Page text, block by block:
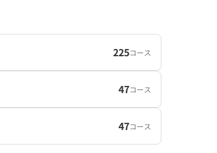
225コース
47コース
47コース